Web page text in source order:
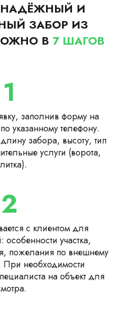
НАДЁЖНЫЙ И
ЗАБОР ИЗ
В 7 ШАГОВ
1
заполнив форму на
указанному телефону.
забора, высоту, тип
услуги (ворота,
2
с клиентом для
особенности участка,
пожелания по внешнему
необходимости
на объект для